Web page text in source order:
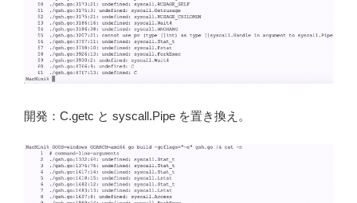
開発：C.getc と syscall.Pipe を置き換え。